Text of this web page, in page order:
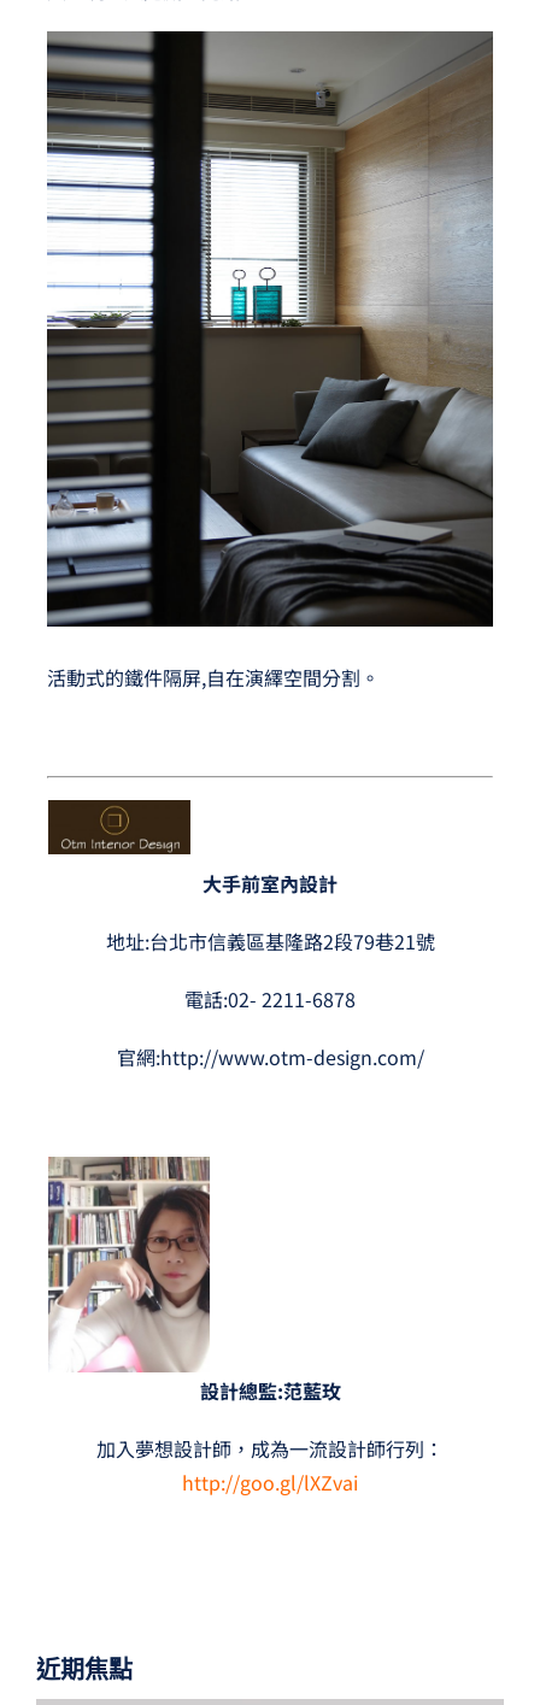
活動式的鐵件隔屏,自在演繹空間分割。
大手前室內設計
地址:台北市信義區基隆路2段79巷21號
電話:02- 2211-6878
官網:http://www.otm-design.com/
設計總監:范藍玫
加入夢想設計師，成為一流設計師行列：
http://goo.gl/lXZvai
近期焦點